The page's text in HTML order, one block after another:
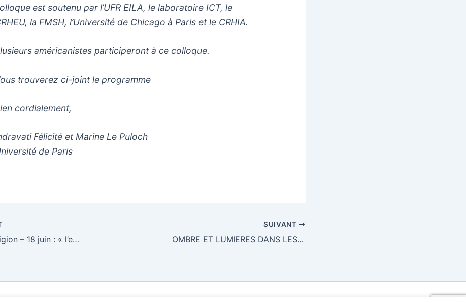
est soutenu par l’UFR EILA, le laboratoire ICT, le
la FMSH, l’Université de Chicago à Paris et le CRHIA.
américanistes participeront à ce colloque.
trouverez ci-joint le programme
cordialement,
Félicité et Marine Le Puloch
de Paris
Culture & Religion – 18 juin : « l’enseigne ment des faits religieux à l’université »
SUIVANT
OMBRE ET LUMIERES DANS LES AMERIQUES